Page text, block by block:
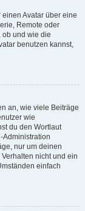
einen Avatar über eine
Remote oder
ob und wie die
benutzen kannst,
an, wie viele Beiträge
wie
du den Wortlaut
Administration
nur um deinen
nicht und ein
einfach